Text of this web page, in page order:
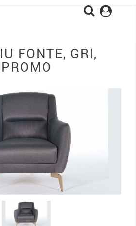
FONTE, GRI,
PROMO